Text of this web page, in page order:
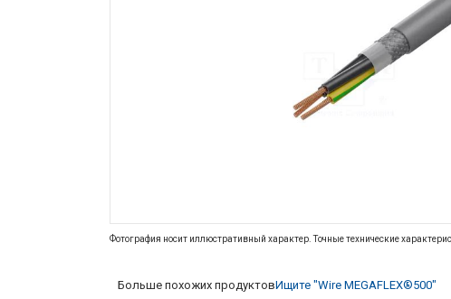
Фотография носит иллюстративный характер. Точные технические
Больше похожих продуктовИщите "Wire MEGAFLEX®500"